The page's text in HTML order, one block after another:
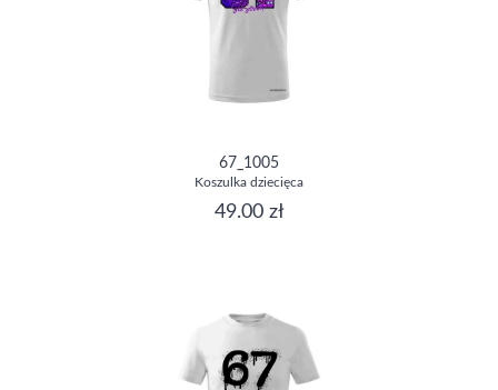
67_1005
Koszulka dziecięca
49.00 zł